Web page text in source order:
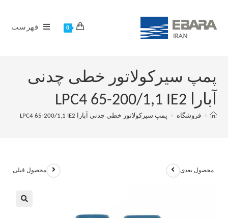
0 فهرست
پمپ سیرکولاتور خطی چدنی
آبارا LPC4 65-200/1,1 IE2
> فروشگاه > پمپ سیرکولاتور خطی چدنی آبارا LPC4 65-200/1,1 IE2
محصول قبلی محصول بعدی